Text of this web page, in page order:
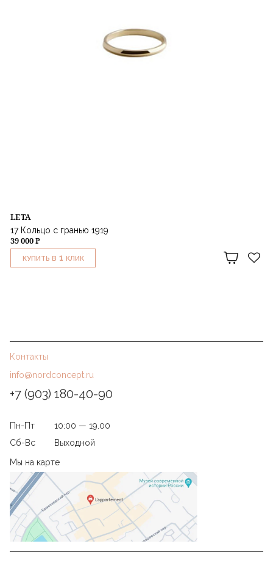
LETA
17 Кольцо с гранью 1919
39 000 ₽
КУПИТЬ В 1 КЛИК
Контакты
info@nordconcept.ru
+7 (903) 180-40-90
Пн-Пт
10:00 — 19.00
Сб-Вс
Выходной
Мы на карте